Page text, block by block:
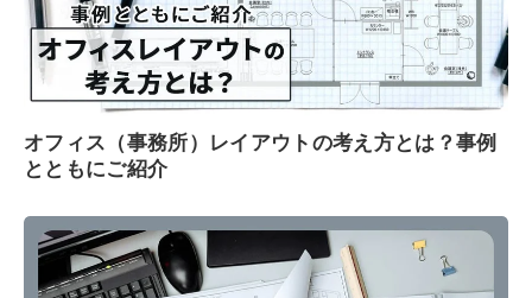
オフィス（事務所）レイアウトの考え方とは？事例
とともにご紹介